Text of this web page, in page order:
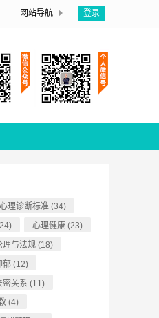
网站导航 登录
心理诊断标准 (34)
心理健康 (23)
理与法规 (18)
郁 (12)
密关系 (11)
(4)